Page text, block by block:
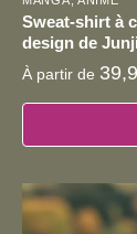
Sweat-shirt à
design de
À partir de
produit
a